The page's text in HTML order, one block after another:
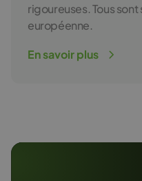
rigoureuses. Tous sont
européenne.
En savoir plus